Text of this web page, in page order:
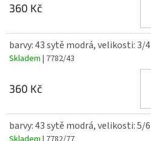
360 Kč
barvy: 43 sytě modrá, velikosti: 3/4
Skladem | 7782/43
360 Kč
barvy: 43 sytě modrá, velikosti: 5/6